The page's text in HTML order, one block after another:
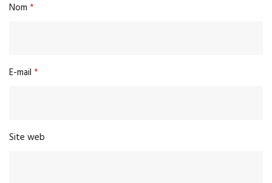
Nom *
E-mail *
Site web